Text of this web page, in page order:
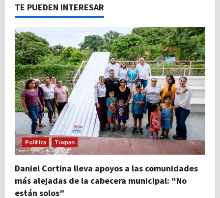
TE PUEDEN INTERESAR
Politica Tuxpan
Daniel Cortina lleva apoyos a las comunidades
más alejadas de la cabecera municipal: “No
están solos”